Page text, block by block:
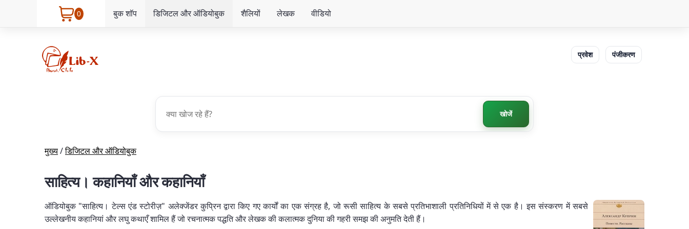
0 बुक शॉप डिजिटल और ऑडियोबुक शैलियों लेखक वीडियो
प्रवेश पंजीकरण
खोजें
मुख्य/डिजिटल और ऑडियोबुक
साहित्य। कहानियाँ और कहानियाँ
ऑडियोबुक "साहित्य। टेल्स एंड स्टोरीज़" अलेक्जेंडर कुप्रिन द्वारा किए गए कार्यों का एक संग्रह है, जो रूसी साहित्य के सबसे प्रतिभाशाली प्रतिनिधियों में से एक है। इस संस्करण में सबसे
उल्लेखनीय कहानियां और लघु कथाएँ शामिल हैं जो रचनात्मक पद्धति और लेखक की कलात्मक दुनिया की गहरी समझ की अनुमति देती हैं।